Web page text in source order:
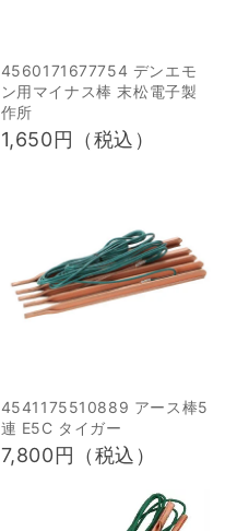
めることで、アライグマ
に関する基本知識や危険
性を正しく理解できるは
どのような影響を及ぼす
かを押さえ、適切に対処
する方法を考えていきま
知識と生態 1原産地と生
態の特徴 2アライグマと
タヌキの違い 2アライグ
緯：特定外来生物指定の
4560171677754 デンエモ
ン用マイナス棒 末松電子製
作所
1,650円（税込）
4541175510889 アース棒5
連 E5C タイガー
7,800円（税込）